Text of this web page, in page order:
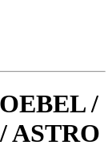
/
ASTRO